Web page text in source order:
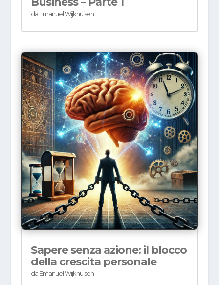
daEmanuel Wijkhuisen
Sapere senza azione: il blocco
della crescita personale
daEmanuel Wijkhuisen